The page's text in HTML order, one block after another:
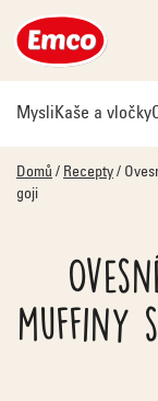
na
obsah
MysliKaše a vločky
Domů / Recepty /
goji
muffiny